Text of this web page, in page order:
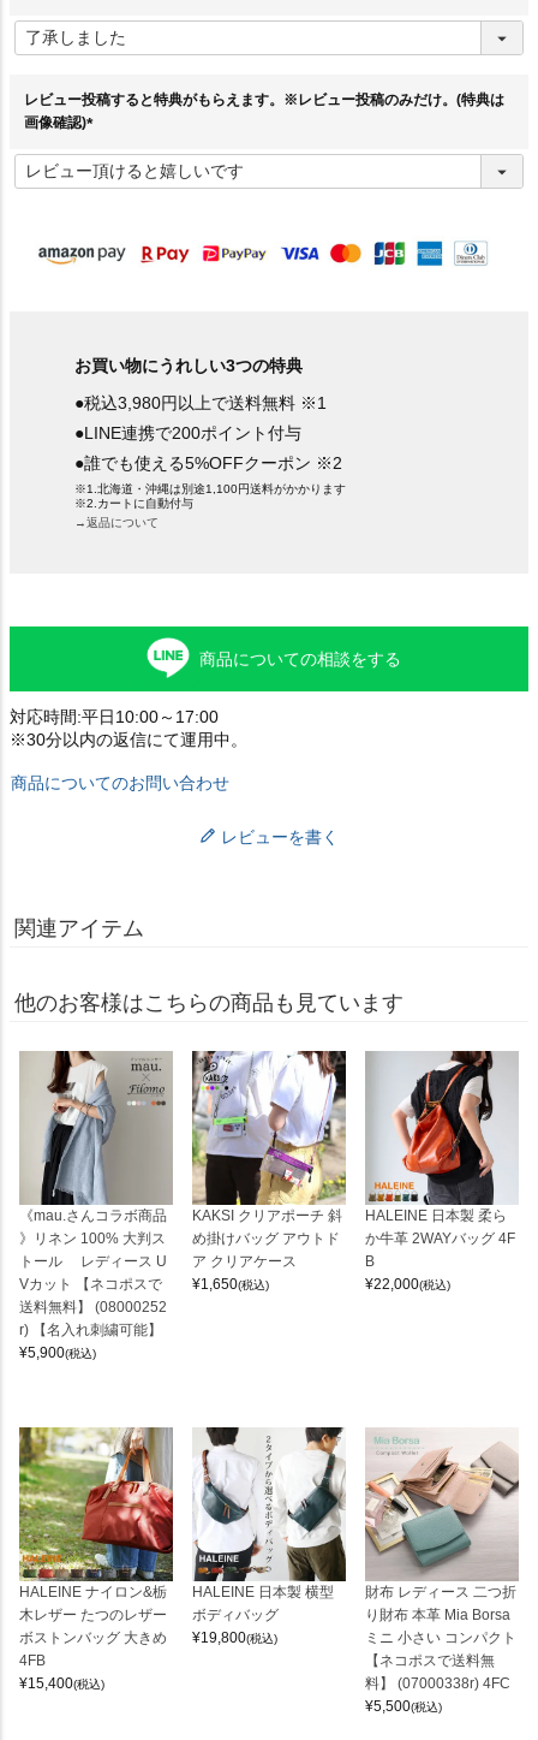
須
レビュー投稿すると特典がもらえます。※レビュー投稿のみだけ。(特典は
画像確認)
必
須
お買い物にうれしい3つの特典
●税込3,980円以上で送料無料 ※1
●LINE連携で200ポイント付与
●誰でも使える5%OFFクーポン ※2
※1.北海道・沖縄は別途1,100円送料がかかります
※2.カートに自動付与
→返品について
商品についての相談をする
対応時間:平日10:00～17:00
※30分以内の返信にて運用中。
商品についてのお問い合わせ
レビューを書く
関連アイテム
他のお客様はこちらの商品も見ています
《mau.さんコラボ商品
》リネン 100% 大判ス
トール レディース U
Vカット 【ネコポスで
送料無料】 (08000252
r) 【名入れ刺繍可能】
¥5,900(税込)
KAKSI クリアポーチ 斜
め掛けバッグ アウトド
ア クリアケース
¥1,650(税込)
HALEINE 日本製 柔ら
か牛革 2WAYバッグ 4F
B
¥22,000(税込)
HALEINE ナイロン&栃
木レザー たつのレザー
ボストンバッグ 大きめ
4FB
¥15,400(税込)
HALEINE 日本製 横型
ボディバッグ
¥19,800(税込)
財布 レディース 二つ折
り財布 本革 Mia Borsa
ミニ 小さい コンパクト
【ネコポスで送料無
料】 (07000338r) 4FC
¥5,500(税込)